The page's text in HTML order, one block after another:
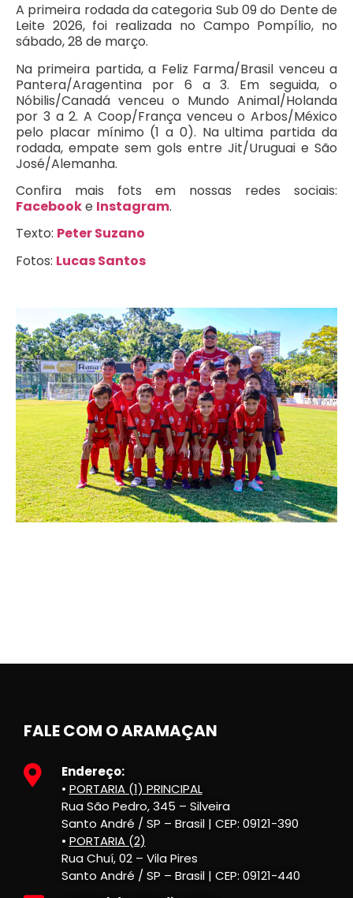
A primeira rodada da categoria Sub 09 do Dente de
Leite 2026, foi realizada no Campo Pompílio, no
sábado, 28 de março.
Na primeira partida, a Feliz Farma/Brasil venceu a
Pantera/Aragentina por 6 a 3. Em seguida, o
Nóbilis/Canadá venceu o Mundo Animal/Holanda
por 3 a 2. A Coop/França venceu o Arbos/México
pelo placar mínimo (1 a 0). Na ultima partida da
rodada, empate sem gols entre Jit/Uruguai e São
José/Alemanha.
Confira mais fots em nossas redes sociais:
Facebooke Instagram.
Texto: Peter Suzano
Fotos: Lucas Santos
FALE COM O ARAMAÇAN
Endereço:
• PORTARIA (1) PRINCIPAL
Rua São Pedro, 345 – Silveira
Santo André / SP – Brasil | CEP: 09121-390
• PORTARIA (2)
Rua Chuí, 02 – Vila Pires
Santo André / SP – Brasil | CEP: 09121-440